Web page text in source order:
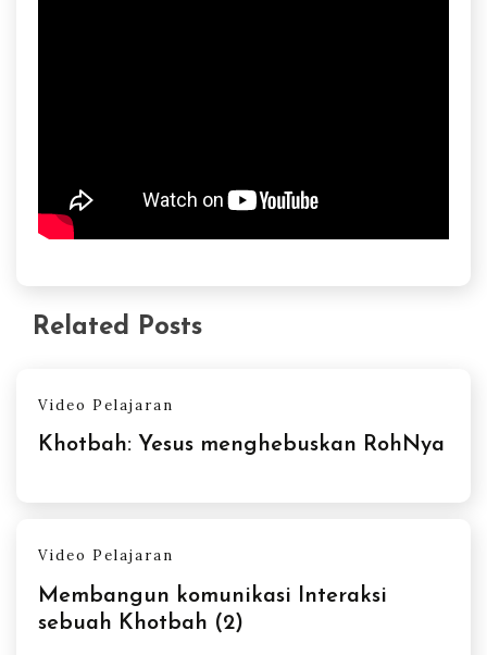
Related Posts
Video Pelajaran
Khotbah: Yesus menghebuskan RohNya
Video Pelajaran
Membangun komunikasi Interaksi
sebuah Khotbah (2)